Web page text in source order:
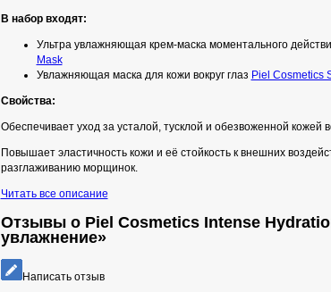
В набор входят:
Ультра увлажняющая крем-маска моментального
Mask
Увлажняющая маска для кожи вокруг глаз Piel Cosmetics
Свойства:
Обеспечивает уход за усталой, тусклой и обезвоженной кожей
Повышает эластичность кожи и её стойкость к внешних
разглаживанию морщинок.
Читать все описание
Отзывы о Piel Cosmetics Intense
увлажнение»
Написать отзыв